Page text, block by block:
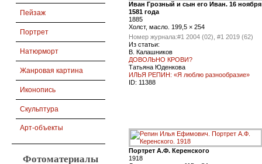
Пейзаж
Портрет
Натюрморт
Жанровая картина
Иконопись
Скульптура
Арт-объекты
Фотоматериалы
Иван Грозный и сын его Иван. 16 ноября
1581 года
1885
Холст, масло. 199,5 × 254
Номер журнала:#1 2004 (02), #1 2019 (62)
Из статьи:
В. Калашников
ДОВОЛЬНО КРОВИ?
Татьяна Юденкова
ИЛЬЯ РЕПИН: «Я люблю разнообразие»
ID: 11388
Портрет А.Ф. Керенского
1918